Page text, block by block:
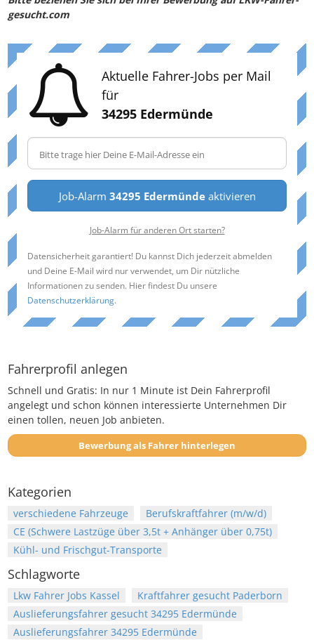
gesucht.com
Aktuelle Fahrer-Jobs per Mail
für
34295 Edermünde
Job-Alarm 34295 Edermündeaktivieren
Job-Alarm für anderen Ort starten?
Datensicherheit garantiert! Du kannst Dich jederzeit abmelden
und Deine E-Mail wird nur verwendet, um Dir nützliche
Informationen zu senden. Hier findest Du unsere
Datenschutzerklärung.
Fahrerprofil anlegen
Schnell und Gratis: In nur 1 Minute ist Dein Fahrerprofil
angelegt und schon können interessierte Unternehmen Dir
einen tollen, neuen Job anbieten.
Bewerbung als Fahrer hinterlegen
Kategorien
verschiedene Fahrzeuge
Berufskraftfahrer (m/w/d)
CE (Schwere Lastzüge über 3,5t + Anhänger über 0,75t)
Kühl- und Frischgut-Transporte
Schlagworte
Lkw Fahrer Jobs Kassel
Kraftfahrer gesucht Paderborn
Auslieferungsfahrer gesucht 34295 Edermünde
Auslieferungsfahrer 34295 Edermünde